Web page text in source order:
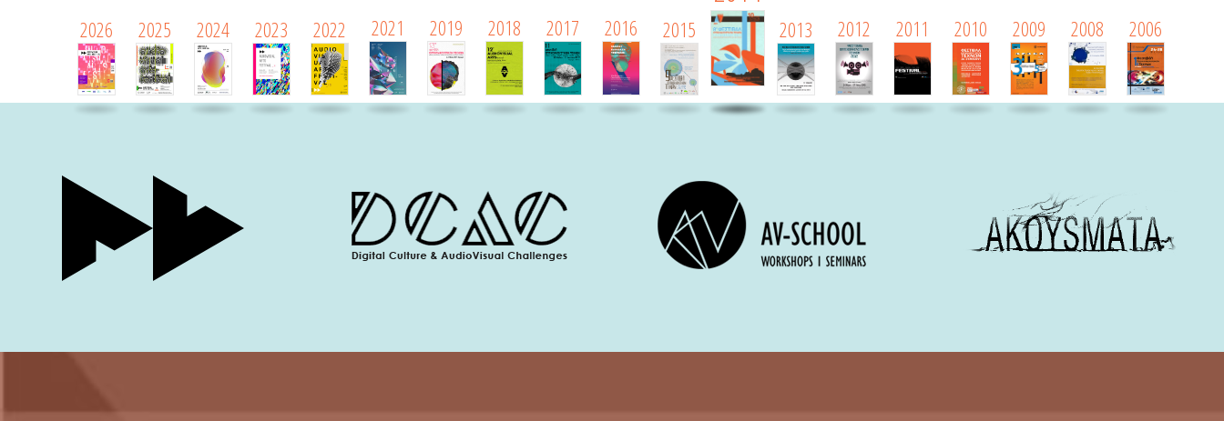
2026 2025 2024 2023 2022 2021 2019 2018 2017 2016 2015 2013 2012 2011 2010 2009 2008 2006